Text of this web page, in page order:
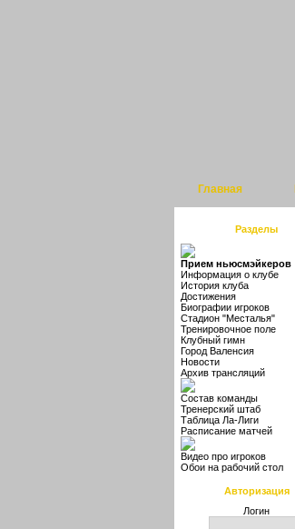
Главная
Разделы
Прием ньюсмэйкеров
Информация о клубе
История клуба
Достижения
Биографии игроков
Стадион "Месталья"
Тренировочное поле
Клубный гимн
Город Валенсия
Новости
Архив трансляций
Состав команды
Тренерский штаб
Таблица Ла-Лиги
Расписание матчей
Видео про игроков
Обои на рабочий стол
Авторизация
Логин